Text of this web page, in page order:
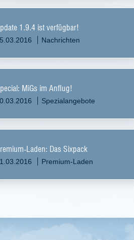
1.9.4 ist verfügbar!
Nachrichten
MiGs im Anflug!
Spezialangebote
Laden: Das Sixpack
Premium-Laden